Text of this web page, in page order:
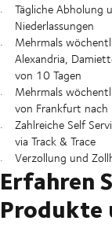
Tägliche Abholung
Niederlassungen
Mehrmals
Alexandria,
von 10 Tagen
Mehrmals
von Frankfurt nach
Zahlreiche Self
via Track & Trace
Verzollung und
Erfahren
Produkte